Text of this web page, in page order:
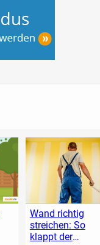
Wand richtig
streichen: So
klappt der